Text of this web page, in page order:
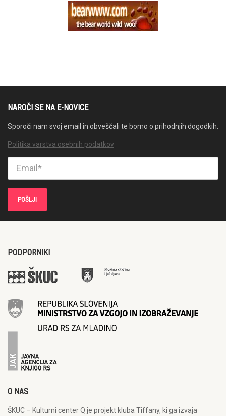
NAROČI SE NA E-NOVICE
Sporoči nam svoj email in obveščali te bomo o prihodnjih dogodkih.
Politika varstva osebnih podatkov
PODPORNIKI
O NAS
ŠKUC – Kulturni center Q je projekt kluba Tiffany, ki ga izvaja